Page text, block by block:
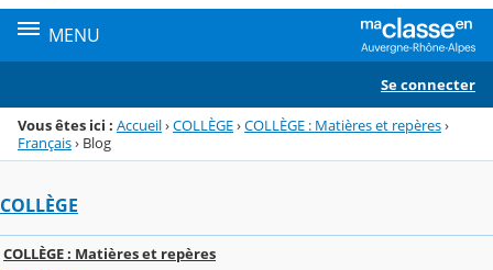
MENU
Se connecter
Vous êtes ici : Accueil›COLLÈGE›COLLÈGE : Matières et repères›
Français› Blog
COLLÈGE
COLLÈGE : Matières et repères